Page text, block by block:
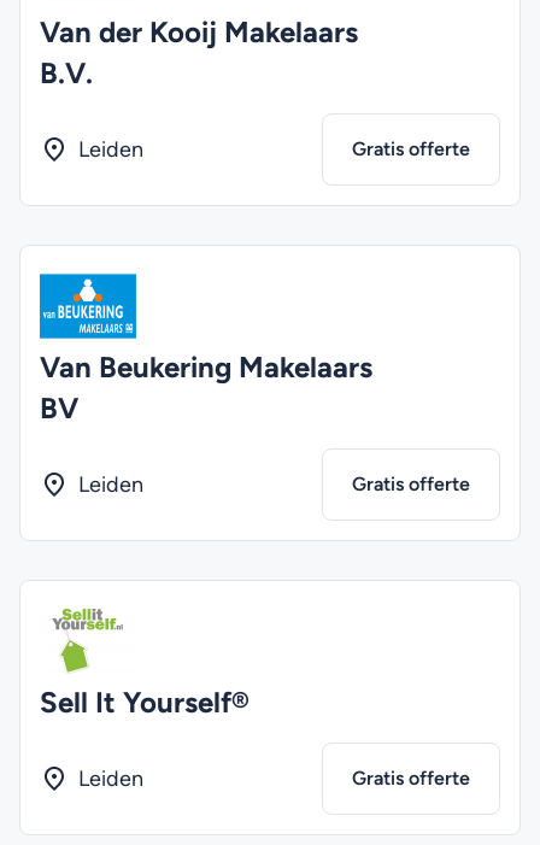
Van der Kooij Makelaars
B.V.
Leiden Gratis offerte
Van Beukering Makelaars
BV
Leiden Gratis offerte
Sell It Yourself®
Leiden Gratis offerte